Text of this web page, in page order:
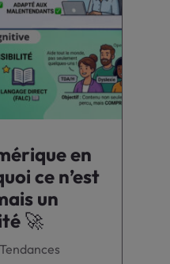
en
ce n’est
un
🚀
Tendances